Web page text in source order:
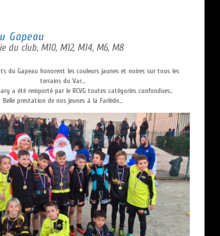
Gapeau
du club, M10, M12, M14, M6, M8
du Gapeau honorent les couleurs jaunes et noires sur tous les
terrains du Var…
a été remporté par le RCVG toutes catégories confondues..
Belle prestation de nos jeunes à la Farlède…